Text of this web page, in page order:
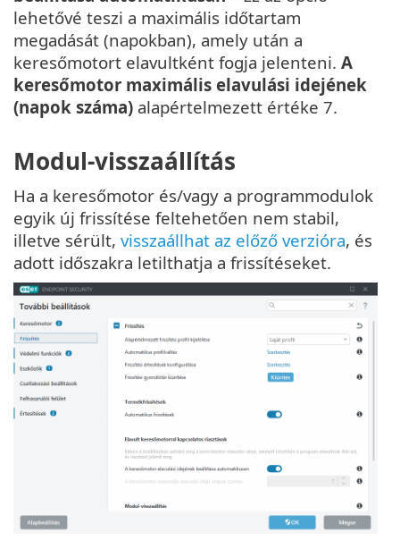
lehetővé teszi a maximális időtartam
megadását (napokban), amely után a
keresőmotort elavultként fogja jelenteni. A
keresőmotor maximális elavulási idejének
(napok száma) alapértelmezett értéke 7.
Modul-visszaállítás
Ha a keresőmotor és/vagy a programmodulok
egyik új frissítése feltehetően nem stabil,
illetve sérült, visszaállhat az előző verzióra, és
adott időszakra letilthatja a frissítéseket.